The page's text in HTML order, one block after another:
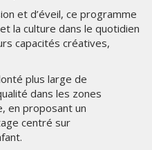
et d’éveil, ce programme
la culture dans le quotidien
capacités créatives,
plus large de
dans les zones
en proposant un
centré sur